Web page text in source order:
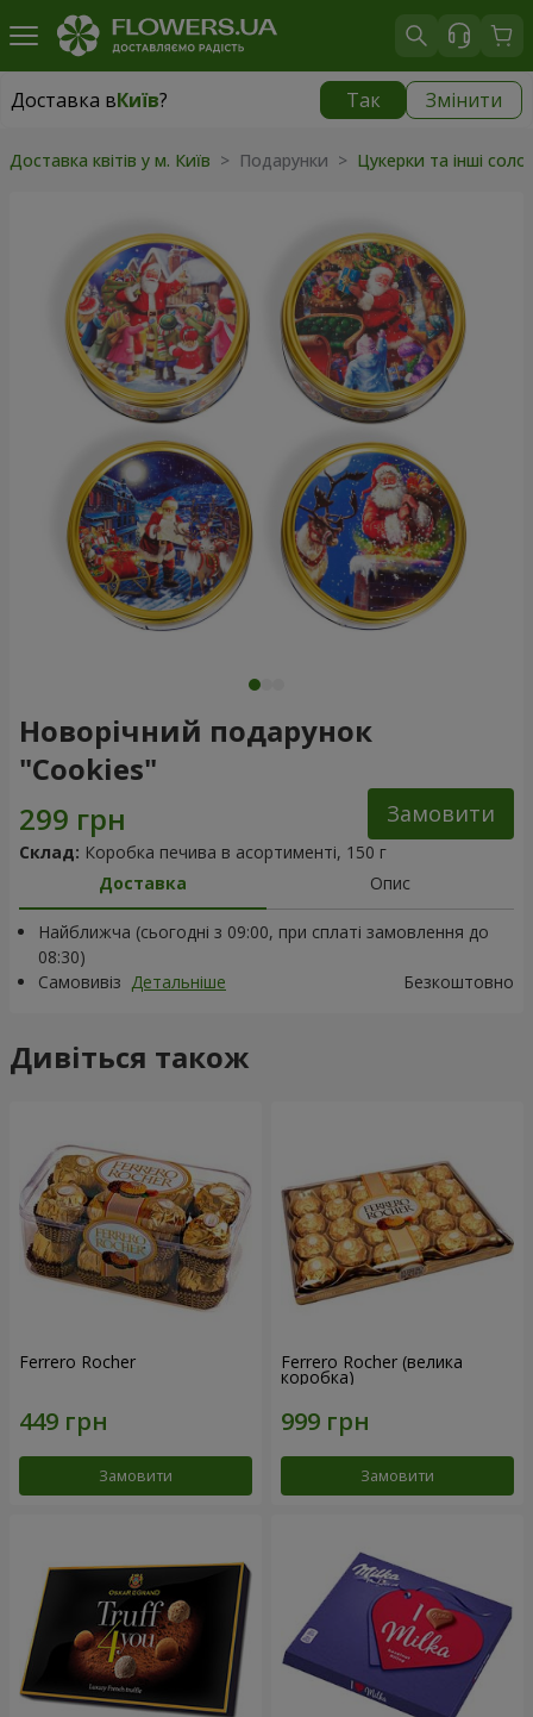
Доставка вКиїв? Так Змінити
Доставка вКиїв
Доставка квітів у м. Київ > Подарунки > Цукерки та інші
Новорічний подарунок
"Cookies"
Замовити
Склад: Коробка печива в асортименті, 150 г
Доставка
Опис
Найближча (сьогодні з 09:00, при сплаті замовлення до
08:30)
Самовивіз Детальніше Безкоштовно
Дивіться також
Ferrero Rocher
Замовити
Ferrero Rocher (велика
коробка)
Замовити